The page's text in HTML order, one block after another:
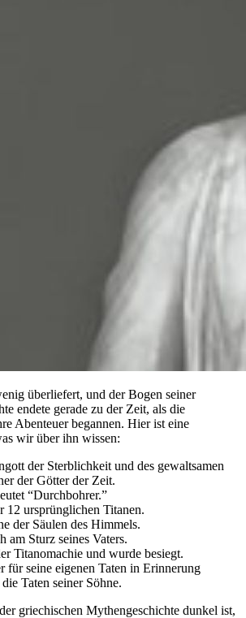
überliefert, und der Bogen seiner
endete gerade zu der Zeit, als die
Abenteuer begannen. Hier ist eine
wir über ihn wissen:
der Sterblichkeit und des gewaltsamen
der Götter der Zeit.
“Durchbohrer.”
12 ursprünglichen Titanen.
der Säulen des Himmels.
am Sturz seines Vaters.
Titanomachie und wurde besiegt.
für seine eigenen Taten in Erinnerung
Taten seiner Söhne.
griechischen Mythengeschichte dunkel ist,